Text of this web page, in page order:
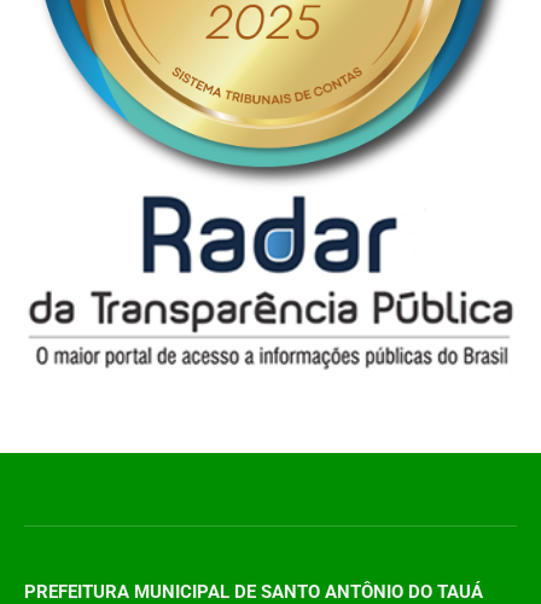
PREFEITURA MUNICIPAL DE SANTO ANTÔNIO DO TAUÁ